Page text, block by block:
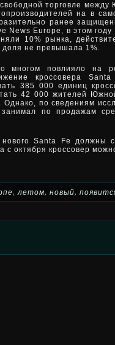
торговле
на в
ранее
News Europe, в этом
10% рынка,
доля не превышала 1%.
многом повлияло на
кроссовера
385 000 единиц
42 000 жителей
Однако, по сведениям
по продажам
Santa Fe должны
октября кроссовер
, летом, новый,